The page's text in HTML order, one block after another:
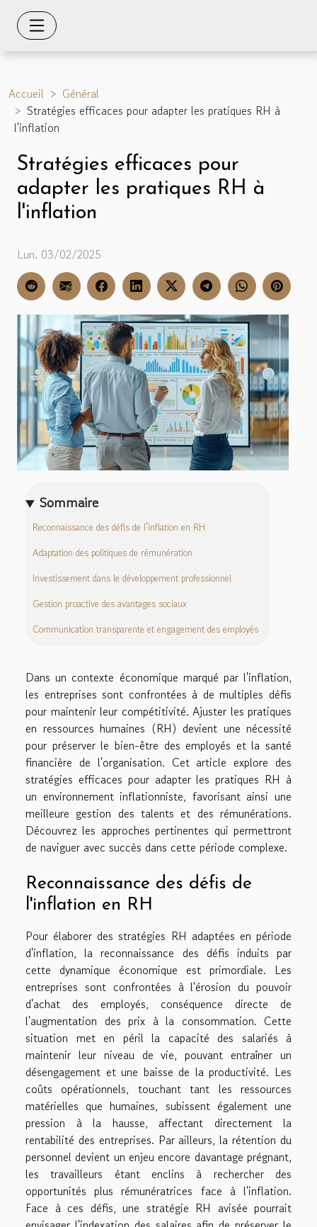
Accueil
Général
Stratégies efficaces pour adapter les pratiques RH à
l'inflation
Stratégies efficaces pour
adapter les pratiques RH à
l'inflation
Lun. 03/02/2025
Sommaire
Reconnaissance des défis de l'inflation en RH
Adaptation des politiques de rémunération
Investissement dans le développement professionnel
Gestion proactive des avantages sociaux
Communication transparente et engagement des employés
Dans un contexte économique marqué par l'inflation,
les entreprises sont confrontées à de multiples défis
pour maintenir leur compétitivité. Ajuster les pratiques
en ressources humaines (RH) devient une nécessité
pour préserver le bien-être des employés et la santé
financière de l'organisation. Cet article explore des
stratégies efficaces pour adapter les pratiques RH à
un environnement inflationniste, favorisant ainsi une
meilleure gestion des talents et des rémunérations.
Découvrez les approches pertinentes qui permettront
de naviguer avec succès dans cette période complexe.
Reconnaissance des défis de
l'inflation en RH
Pour élaborer des stratégies RH adaptées en période
d'inflation, la reconnaissance des défis induits par
cette dynamique économique est primordiale. Les
entreprises sont confrontées à l'érosion du pouvoir
d'achat des employés, conséquence directe de
l'augmentation des prix à la consommation. Cette
situation met en péril la capacité des salariés à
maintenir leur niveau de vie, pouvant entraîner un
désengagement et une baisse de la productivité. Les
coûts opérationnels, touchant tant les ressources
matérielles que humaines, subissent également une
pression à la hausse, affectant directement la
rentabilité des entreprises. Par ailleurs, la rétention du
personnel devient un enjeu encore davantage prégnant,
les travailleurs étant enclins à rechercher des
opportunités plus rémunératrices face à l'inflation.
Face à ces défis, une stratégie RH avisée pourrait